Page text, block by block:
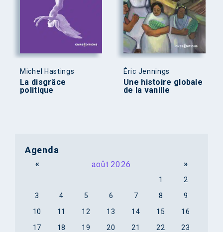
Michel Hastings
La disgrâce
politique
Éric Jennings
Une histoire globale
de la vanille
Agenda
« août 2026 »
1
2
3
4 5 6 7 8
9
10
11 12 13 14 15
16
17
18 19 20 21 22
23